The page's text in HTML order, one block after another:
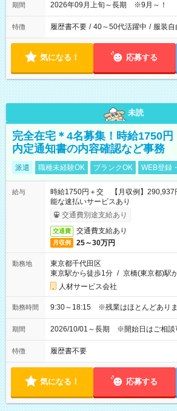
期間 2026年09月上旬～長期 ※9月～！
特徴 履歴書不要 / 40～50代活躍中 / 服装自
気になる！ 応募する
未読
完全在宅＊4名募集！時給1750円
内定通知書の内容確認など事務
派遣 職種未経験OK ブランクOK WEB登録
給与
時給1750円＋交 【月収例】
能な速払いサービスあり
交通費別途支給あり
交通費 交通費支給あり
月収例 25～30万円
勤務地
東京都千代田区
東京駅から徒歩1分 / 京橋(東京都)駅
人材サービス会社
勤務時間 9:30～18:15 ※残業はほとんどあり
期間 2026/10/01～長期 ※開始日はご相
特徴 履歴書不要
気になる！ 応募する